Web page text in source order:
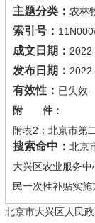
主题分类： 农林
索引号：
成文日期：
发布日期：
有效性： 已失效
附 件：
搜索命中： 北京
大兴区农业服务
民一次性补贴实施
北京市大兴区人民